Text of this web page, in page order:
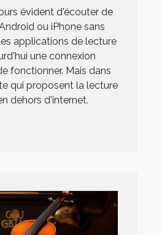
évident d'écouter de
ou iPhone sans
applications de lecture
une connexion
fonctionner. Mais dans
qui proposent la lecture
dehors d'internet.